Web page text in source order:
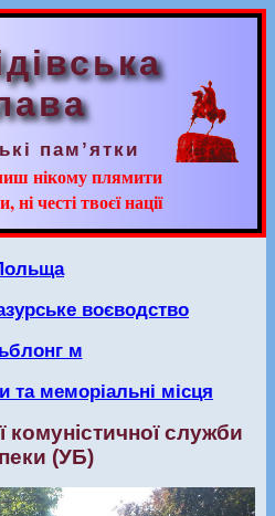
пам’ятки
нікому плямити
ні честі твоєї нації
воєводство
м
та меморіальні місця
служби
(УБ)